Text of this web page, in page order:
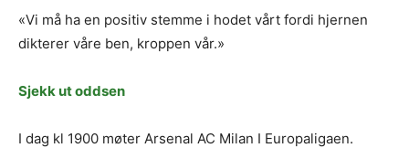
«Vi må ha en positiv stemme i hodet vårt fordi hjernen
dikterer våre ben, kroppen vår.»
Sjekk ut oddsen
I dag kl 1900 møter Arsenal AC Milan I Europaligaen.